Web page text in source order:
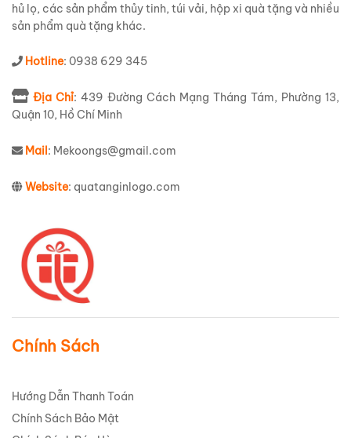
hủ lọ, các sản phẩm thủy tinh, túi vải, hộp xi quà tặng và nhiều
sản phẩm quà tặng khác.
Hotline: 0938 629 345
Địa Chỉ: 439 Đường Cách Mạng Tháng Tám, Phường 13,
Quận 10, Hồ Chí Minh
Mail: Mekoongs@gmail.com
Website: quatanginlogo.com
Chính Sách
Hướng Dẫn Thanh Toán
Chính Sách Bảo Mật